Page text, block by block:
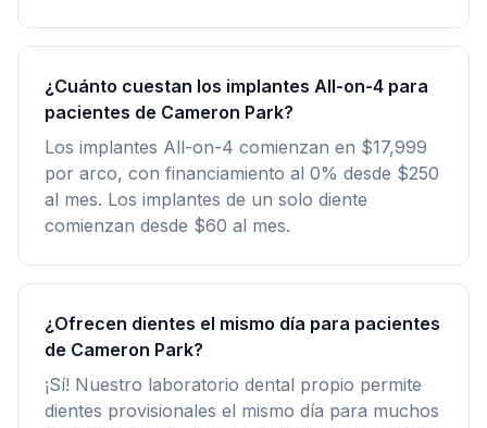
¿Cuánto cuestan los implantes All-on-4 para
pacientes de Cameron Park?
Los implantes All-on-4 comienzan en $17,999
por arco, con financiamiento al 0% desde $250
al mes. Los implantes de un solo diente
comienzan desde $60 al mes.
¿Ofrecen dientes el mismo día para pacientes
de Cameron Park?
¡Sí! Nuestro laboratorio dental propio permite
dientes provisionales el mismo día para muchos